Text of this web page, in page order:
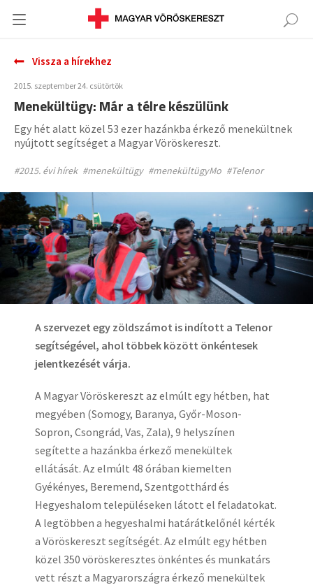
Vissza a hírekhez
2015. szeptember 24. csütörtök
Menekültügy: Már a télre készülünk
Egy hét alatt közel 53 ezer hazánkba érkező menekültnek
nyújtott segítséget a Magyar Vöröskereszt.
#2015. évi hírek #menekültügy #menekültügyMo #Telenor
A szervezet egy zöldszámot is indított a Telenor
segítségével, ahol többek között önkéntesek
jelentkezését várja.
A Magyar Vöröskereszt az elmúlt egy hétben, hat
megyében (Somogy, Baranya, Győr-Moson-
Sopron, Csongrád, Vas, Zala), 9 helyszínen
segítette a hazánkba érkező menekültek
ellátását. Az elmúlt 48 órában kiemelten
Gyékényes, Beremend, Szentgotthárd és
Hegyeshalom településeken látott el feladatokat.
A legtöbben a hegyeshalmi határátkelőnél kérték
a Vöröskereszt segítségét. Az elmúlt egy hétben
közel 350 vöröskeresztes önkéntes és munkatárs
vett részt a Magyarországra érkező menekültek